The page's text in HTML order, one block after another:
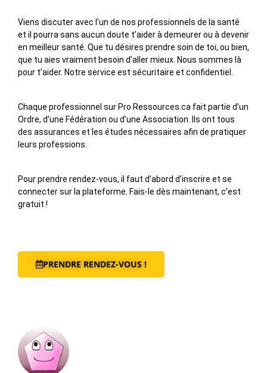
Viens discuter avec l’un de nos professionnels de la santé
et il pourra sans aucun doute t’aider à demeurer ou à devenir
en meilleur santé. Que tu désires prendre soin de toi, ou bien,
que tu aies vraiment besoin d’aller mieux. Nous sommes là
pour t’aider. Notre service est sécuritaire et confidentiel.
Chaque professionnel sur Pro Ressources.ca fait partie d’un
Ordre, d’une Fédération ou d’une Association. Ils ont tous
des assurances et les études nécessaires afin de pratiquer
leurs professions.
Pour prendre rendez-vous, il faut d’abord d’inscrire et se
connecter sur la plateforme. Fais-le dès maintenant, c’est
gratuit !
PRENDRE RENDEZ-VOUS !